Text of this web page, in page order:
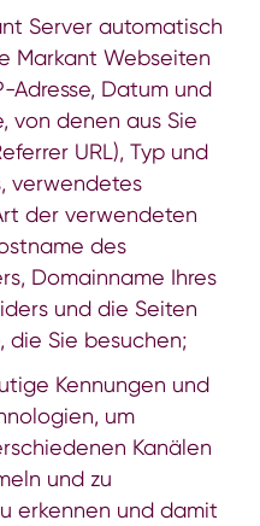
Server automatisch
Markant Webseiten
Adresse, Datum und
von denen aus Sie
URL), Typ und
verwendetes
der verwendeten
des
Domainname Ihres
und die Seiten
die Sie besuchen;
Kennungen und
um
Kanälen
und zu
erkennen und damit